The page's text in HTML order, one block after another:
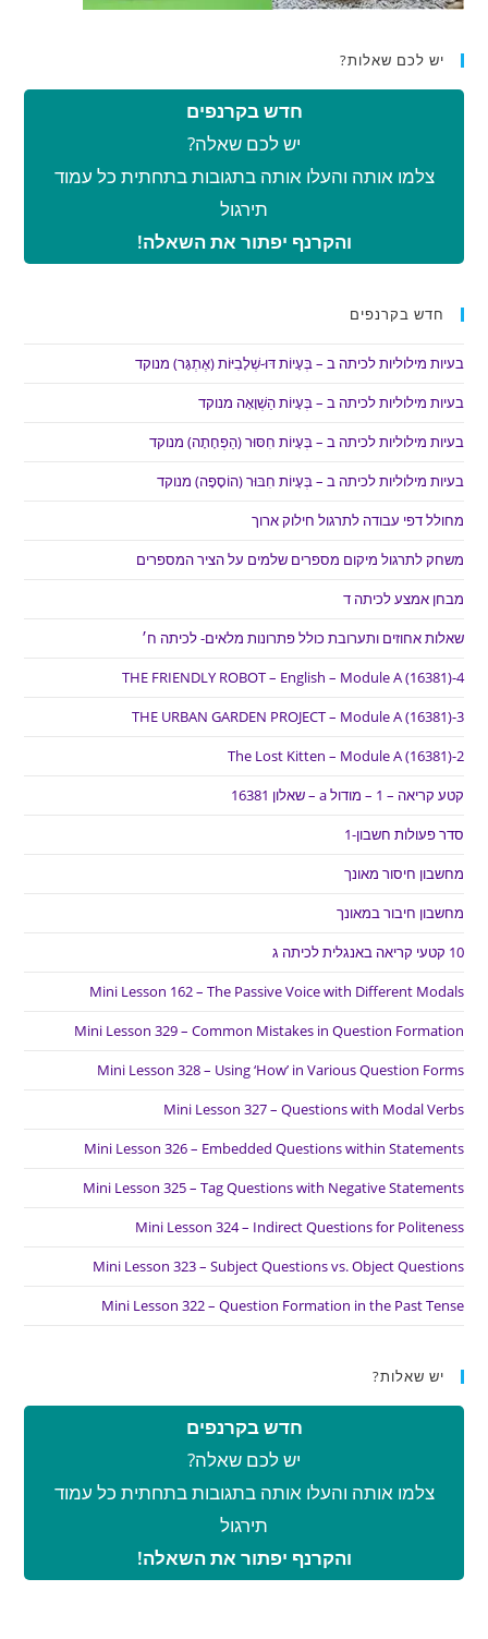
יש לכם שאלות?
חדש בקרנפים
יש לכם שאלה?
צלמו אותה והעלו אותה בתגובות בתחתית כל עמוד
תירגול
והקרנף יפתור את השאלה!
חדש בקרנפים
בעיות מילוליות לכיתה ב – בְּעָיוֹת דּוּ-שְׁלָבִיּוֹת (אֶתְגָּר) מנוקד
בעיות מילוליות לכיתה ב – בְּעָיוֹת הַשְׁוָאָה מנוקד
בעיות מילוליות לכיתה ב – בְּעָיוֹת חִסּוּר (הַפְחָתָה) מנוקד
בעיות מילוליות לכיתה ב – בְּעָיוֹת חִבּוּר (הוֹסָפָה) מנוקד
מחולל דפי עבודה לתרגול חילוק ארוך
משחק לתרגול מיקום מספרים שלמים על הציר המספרים
מבחן אמצע לכיתה ד
שאלות אחוזים ותערובת כולל פתרונות מלאים- לכיתה ח׳
THE FRIENDLY ROBOT – English – Module A (16381)-4
THE URBAN GARDEN PROJECT – Module A (16381)-3
The Lost Kitten – Module A (16381)-2
קטע קריאה – 1 – מודול a – שאלון 16381
סדר פעולות חשבון-1
מחשבון חיסור מאונך
מחשבון חיבור במאונך
10 קטעי קריאה באנגלית לכיתה ג
Mini Lesson 162 – The Passive Voice with Different Modals
Mini Lesson 329 – Common Mistakes in Question Formation
Mini Lesson 328 – Using ‘How’ in Various Question Forms
Mini Lesson 327 – Questions with Modal Verbs
Mini Lesson 326 – Embedded Questions within Statements
Mini Lesson 325 – Tag Questions with Negative Statements
Mini Lesson 324 – Indirect Questions for Politeness
Mini Lesson 323 – Subject Questions vs. Object Questions
Mini Lesson 322 – Question Formation in the Past Tense
יש שאלות?
חדש בקרנפים
יש לכם שאלה?
צלמו אותה והעלו אותה בתגובות בתחתית כל עמוד
תירגול
והקרנף יפתור את השאלה!